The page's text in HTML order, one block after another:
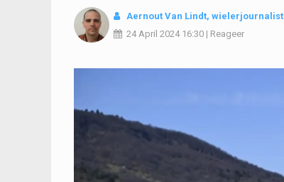
Aernout Van Lindt, wielerjournalist
24 April 202416:30 | Reageer